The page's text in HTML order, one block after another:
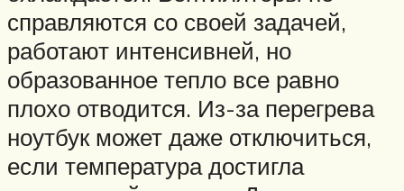
справляются со своей задачей,
работают интенсивней, но
образованное тепло все равно
плохо отводится. Из-за перегрева
ноутбук может даже отключиться,
если температура достигла